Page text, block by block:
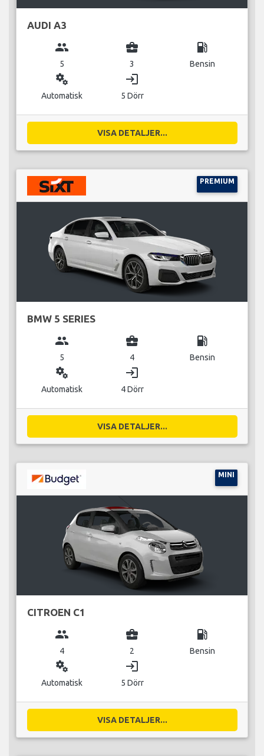
AUDI A3
group
5
business_center
3
local_gas_station
Bensin
miscellaneous_services
Automatisk
login
5 Dörr
VISA DETALJER...
PREMIUM
BMW 5 SERIES
group
5
business_center
4
local_gas_station
Bensin
miscellaneous_services
Automatisk
login
4 Dörr
VISA DETALJER...
MINI
CITROEN C1
group
4
business_center
2
local_gas_station
Bensin
miscellaneous_services
Automatisk
login
5 Dörr
VISA DETALJER...